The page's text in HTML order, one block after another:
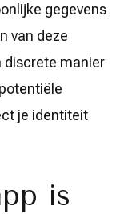
gegevens
van deze
discrete manier
je identiteit
is